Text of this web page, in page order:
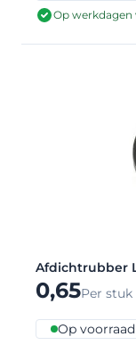
Op werkdagen
Afdichtrubber
0,65Per stuk
Op voorraad